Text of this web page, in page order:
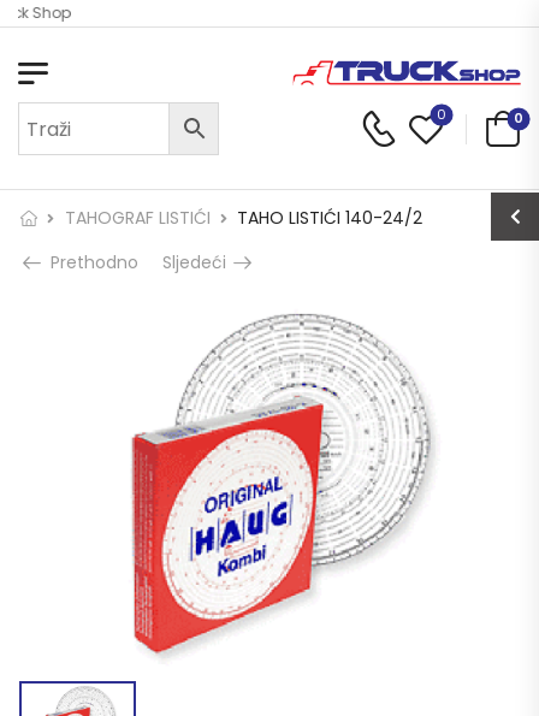
Shop
0 0
TAHOGRAF LISTIĆI
TAHO LISTIĆI 140-24/2
Prethodno
Sljedeći